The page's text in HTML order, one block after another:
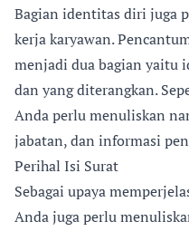
Bagian identitas diri juga
kerja karyawan.
menjadi dua bagian yaitu
dan yang diterangkan.
Anda perlu menuliskan
jabatan, dan informasi
Perihal Isi Surat
Sebagai upaya
Anda juga perlu